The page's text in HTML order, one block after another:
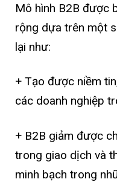
Mô hình B2B được
rộng dựa trên một
lại như:
+ Tạo được niềm
các doanh nghiệp
+ B2B giảm được
trong giao dịch và
minh bạch trong